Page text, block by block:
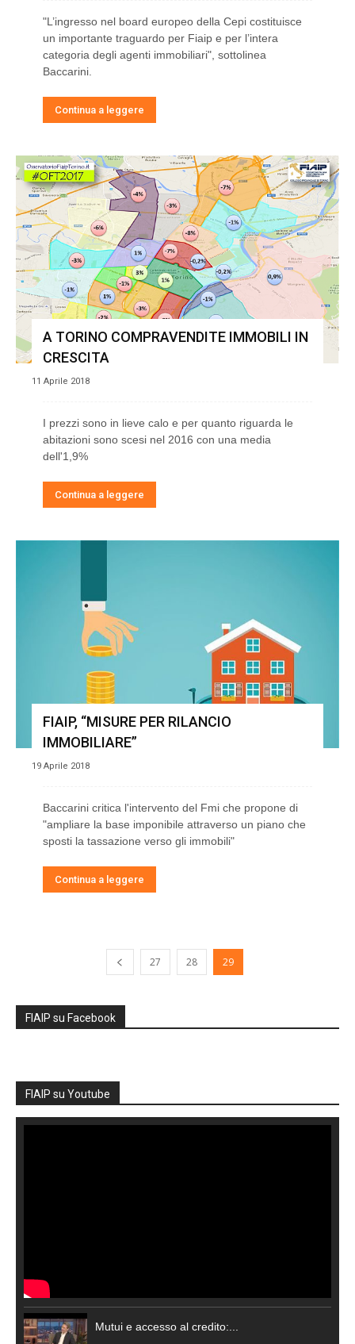
"L’ingresso nel board europeo della Cepi costituisce
un importante traguardo per Fiaip e per l’intera
categoria degli agenti immobiliari", sottolinea
Baccarini.
Continua a leggere
A TORINO COMPRAVENDITE IMMOBILI IN
CRESCITA
11 Aprile 2018
I prezzi sono in lieve calo e per quanto riguarda le
abitazioni sono scesi nel 2016 con una media
dell'1,9%
Continua a leggere
FIAIP, “MISURE PER RILANCIO
IMMOBILIARE”
19 Aprile 2018
Baccarini critica l'intervento del Fmi che propone di
"ampliare la base imponibile attraverso un piano che
sposti la tassazione verso gli immobili"
Continua a leggere
27 28 29
FIAIP su Facebook
FIAIP su Youtube
Mutui e accesso al credito:...